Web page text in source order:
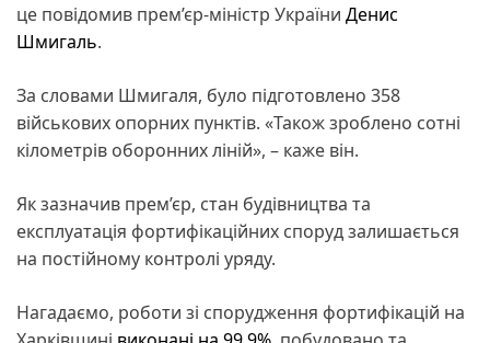
це повідомив прем’єр-міністр України Денис
Шмигаль.
За словами Шмигаля, було підготовлено 358
військових опорних пунктів. «Також зроблено сотні
кілометрів оборонних ліній», – каже він.
Як зазначив прем’єр, стан будівництва та
експлуатація фортифікаційних споруд залишається
на постійному контролі уряду.
Нагадаємо, роботи зі спорудження фортифікацій на